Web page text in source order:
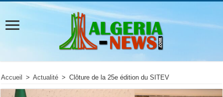
Accueil > Actualité > Clôture de la 25e édition du SITEV